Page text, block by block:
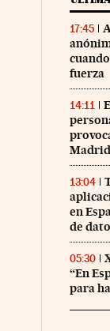
17:45
fuerza
14:11
13:04
en
de
05:30
“En
para